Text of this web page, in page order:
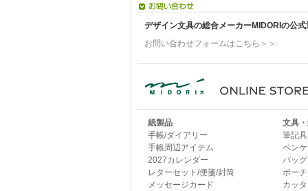
デザイン文具の総合メーカーMIDORIの公
お問い合わせフォームはこちら＞＞
紙製品
手帳/ダイアリー
手帳周辺アイテム
2027カレンダー
レターセット/便箋/封筒
メッセージカード
文具
筆記具
ペン
バッグ
ポーチ
カッ